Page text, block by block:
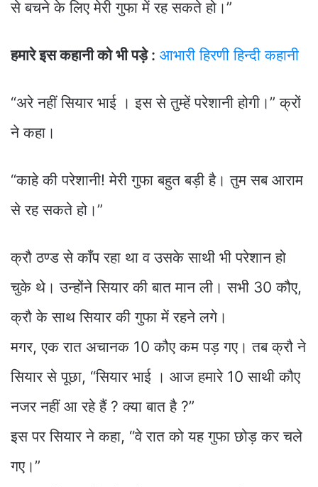
से बचने के लिए मेरी गुफा में रह सकते हो।”
हमारे इस कहानी को भी पड़े : आभारी हिरणी हिन्दी कहानी
“अरे नहीं सियार भाई । इस से तुम्हें परेशानी होगी।” क्रों
ने कहा।
“काहे की परेशानी! मेरी गुफा बहुत बड़ी है। तुम सब आराम
से रह सकते हो।”
क्रौ ठण्ड से काँप रहा था व उसके साथी भी परेशान हो
चुके थे। उन्होंने सियार की बात मान ली। सभी 30 कौए,
क्रौ के साथ सियार की गुफा में रहने लगे।
मगर, एक रात अचानक 10 कौए कम पड़ गए। तब क्रौ ने
सियार से पूछा, “सियार भाई । आज हमारे 10 साथी कौए
नजर नहीं आ रहे हैं ? क्या बात है ?”
इस पर सियार ने कहा, “वे रात को यह गुफा छोड़ कर चले
गए।”